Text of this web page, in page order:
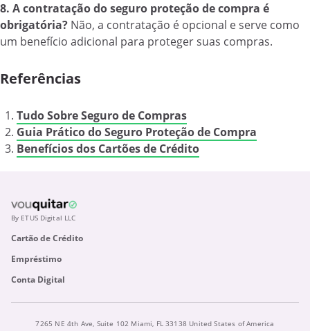
8. A contratação do seguro proteção de compra é
obrigatória? Não, a contratação é opcional e serve como
um benefício adicional para proteger suas compras.
Referências
Tudo Sobre Seguro de Compras
Guia Prático do Seguro Proteção de Compra
Benefícios dos Cartões de Crédito
By ETUS Digital LLC
Cartão de Crédito
Empréstimo
Conta Digital
7265 NE 4th Ave, Suite 102 Miami, FL 33138 United States of America